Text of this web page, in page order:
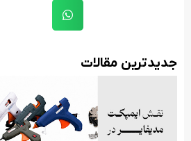
جدید‌ترین مقالات